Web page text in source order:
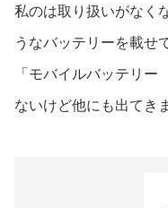
私のは取り扱いがなく
うなバッテリーを載せ
「モバイルバッテリ
ないけど他にも出てき